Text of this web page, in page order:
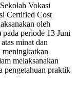
Vokasi
Certified Cost
oleh
periode 13 Juni
minat dan
meningkatkan
melaksanakan
pengetahuan praktik